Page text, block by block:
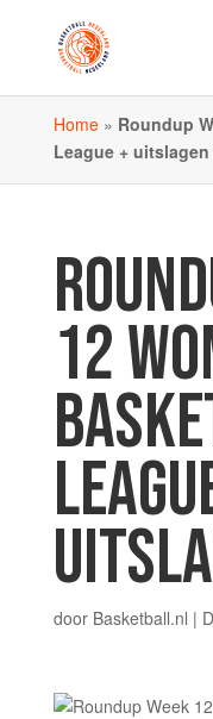
Home» Roundup
League +
12
door Basketball.nl |